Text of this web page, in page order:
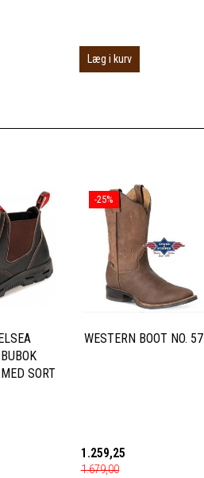
Læg i kurv
SORT
-25%
WESTERN BOOT NO. 57
1.259,25
1.679,00